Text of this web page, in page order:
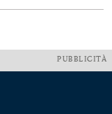
PUBBLICITÀ